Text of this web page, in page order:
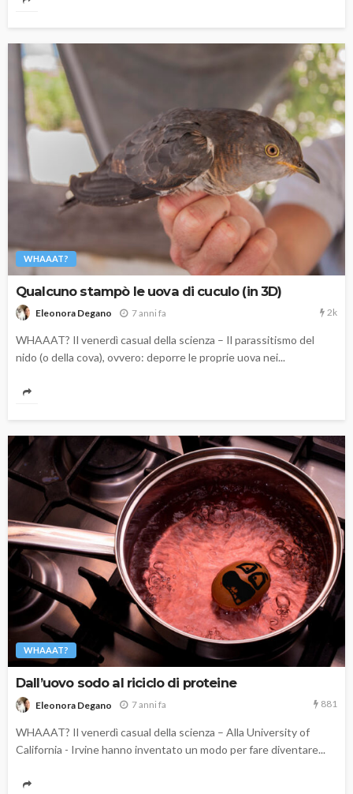
WHAAAT?
Qualcuno stampò le uova di cuculo (in 3D)
Eleonora Degano 7 anni fa 2k
WHAAAT? Il venerdì casual della scienza – Il parassitismo del
nido (o della cova), ovvero: deporre le proprie uova nei...
WHAAAT?
Dall’uovo sodo al riciclo di proteine
Eleonora Degano 7 anni fa 881
WHAAAT? Il venerdì casual della scienza – Alla University of
California - Irvine hanno inventato un modo per fare diventare...